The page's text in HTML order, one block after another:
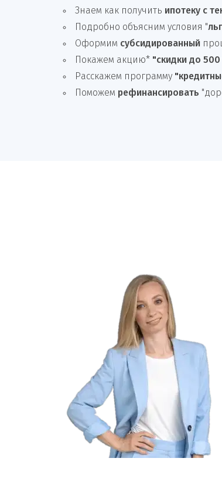
Знаем как получить ипотеку с
Подробно объясним условия "
Оформим субсидированный
Покажем акцию* "скидки до
Расскажем программу
Поможем рефинансировать